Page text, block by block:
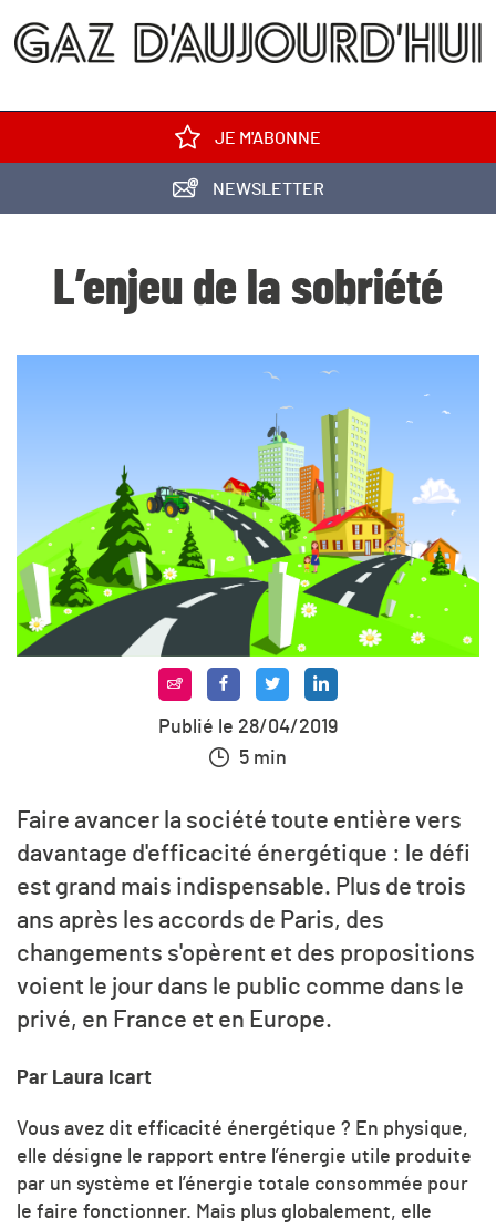
JE M'ABONNE
NEWSLETTER
L’enjeu de la sobriété
Publié le 28/04/2019
5 min
Faire avancer la société toute entière vers
davantage d'efficacité énergétique : le défi
est grand mais indispensable. Plus de trois
ans après les accords de Paris, des
changements s'opèrent et des propositions
voient le jour dans le public comme dans le
privé, en France et en Europe.
Par Laura Icart
Vous avez dit efficacité énergétique ? En physique,
elle désigne le rapport entre l’énergie utile produite
par un système et l’énergie totale consommée pour
le faire fonctionner. Mais plus globalement, elle